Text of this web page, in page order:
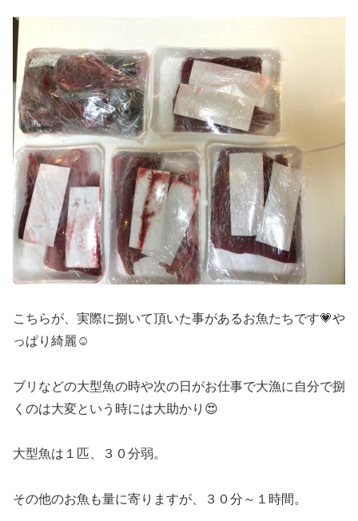
こちらが、実際に捌いて頂いた事があるお魚たちです💗や
っぱり綺麗☺️
ブリなどの大型魚の時や次の日がお仕事で大漁に自分で捌
くのは大変という時には大助かり😍
大型魚は１匹、３０分弱。
その他のお魚も量に寄りますが、３０分～１時間。